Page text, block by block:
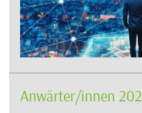
Anwärter/innen